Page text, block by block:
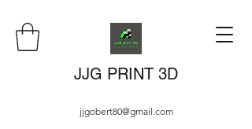
JJG PRINT 3D
jjgobert80@gmail.com